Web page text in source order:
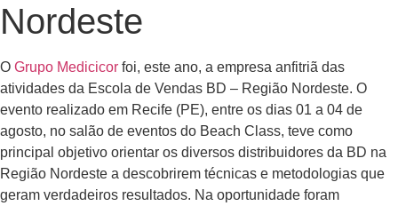
Nordeste
O Grupo Medicicor foi, este ano, a empresa anfitriã das
atividades da Escola de Vendas BD – Região Nordeste. O
evento realizado em Recife (PE), entre os dias 01 a 04 de
agosto, no salão de eventos do Beach Class, teve como
principal objetivo orientar os diversos distribuidores da BD na
Região Nordeste a descobrirem técnicas e metodologias que
geram verdadeiros resultados. Na oportunidade foram